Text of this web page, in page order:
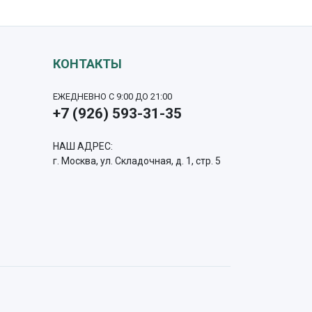
КОНТАКТЫ
ЕЖЕДНЕВНО С 9:00 ДО 21:00
+7 (926) 593-31-35
НАШ АДРЕС:
г. Москва, ул. Складочная, д. 1, стр. 5